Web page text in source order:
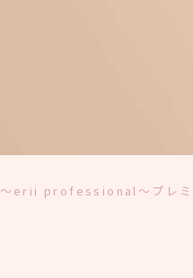
～erii professional～プレミ